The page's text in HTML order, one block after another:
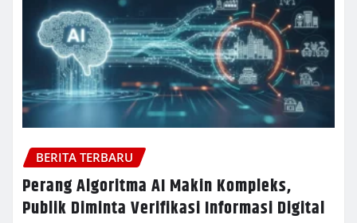
BERITA TERBARU
Perang Algoritma AI Makin Kompleks,
Publik Diminta Verifikasi Informasi Digital